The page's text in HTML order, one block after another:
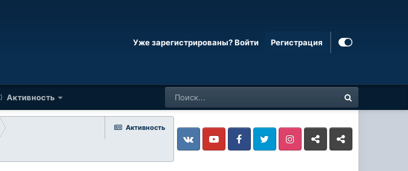
Уже зарегистрированы? Войти Регистрация
Активность
Активность
VkontakteYouTube FacebookTwitter InstagramLivejournalOdnoklassniki